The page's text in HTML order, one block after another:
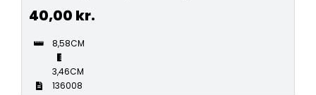
40,00 kr.
8,58CM
3,46CM
136008